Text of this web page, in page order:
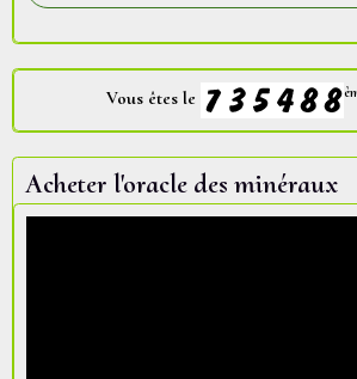
Vous êtes le
Acheter l'oracle des minéraux